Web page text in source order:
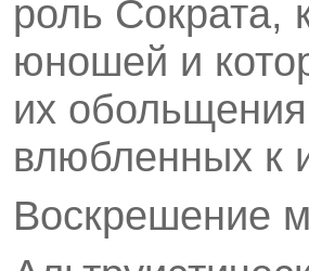
роль Сократа,
юношей и
их
влюбленных к
Воскрешение